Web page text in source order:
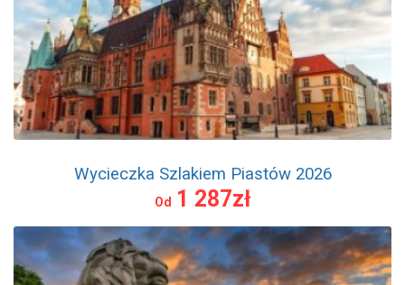
Wycieczka Szlakiem Piastów 2026
Od 1 287zł